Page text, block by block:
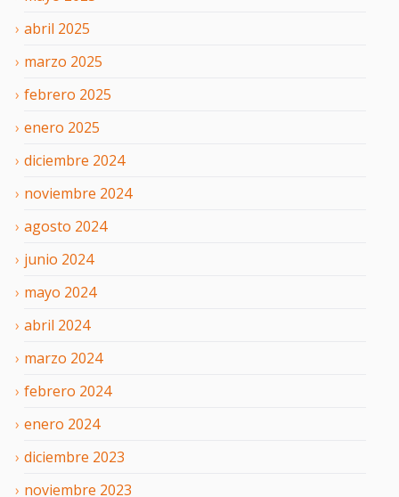
abril 2025
marzo 2025
febrero 2025
enero 2025
diciembre 2024
noviembre 2024
agosto 2024
junio 2024
mayo 2024
abril 2024
marzo 2024
febrero 2024
enero 2024
diciembre 2023
noviembre 2023